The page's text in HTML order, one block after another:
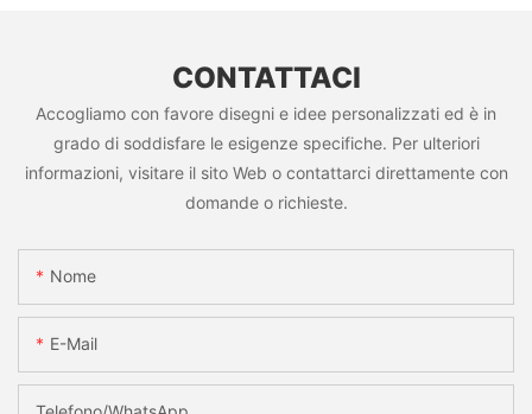
CONTATTACI
Accogliamo con favore disegni e idee personalizzati ed è in
grado di soddisfare le esigenze specifiche. Per ulteriori
informazioni, visitare il sito Web o contattarci direttamente con
domande o richieste.
Nome
E-Mail